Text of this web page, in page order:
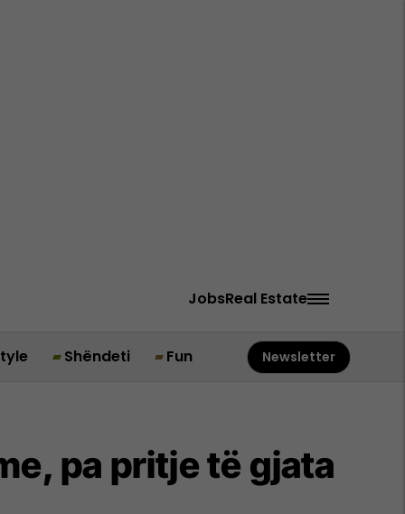
JobsReal Estate
Shëndeti Fun Newsletter
pa pritje të gjata